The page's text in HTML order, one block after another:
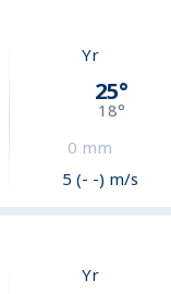
Yr
25°
18°
0 mm
5 (- -) m/s
Yr